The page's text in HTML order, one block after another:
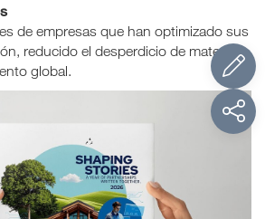
de empresas que han optimizado sus
reducido el desperdicio de material y
global.